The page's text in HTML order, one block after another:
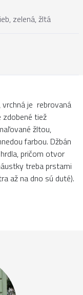
zelená, žltá
vrchná je rebrovaná
zdobené tiež
žltou,
farbou. Džbán
pričom otvor
treba prstami
až na dno sú duté).